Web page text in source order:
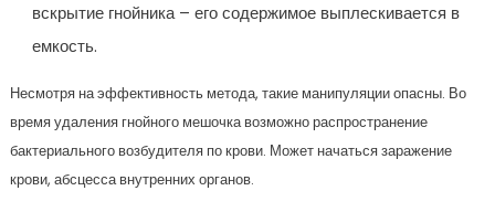
вскрытие гнойника – его содержимое выплескивается в
емкость.
Несмотря на эффективность метода, такие манипуляции опасны. Во
время удаления гнойного мешочка возможно распространение
бактериального возбудителя по крови. Может начаться заражение
крови, абсцесса внутренних органов.